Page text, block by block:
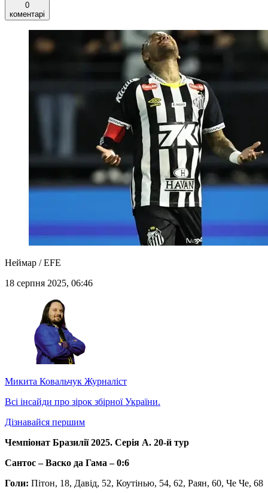
0
коментарі
Неймар / EFE
18 серпня 2025, 06:46
Микита Ковальчук Журналіст
Всі інсайди про зірок збірної України.
Дізнавайся першим
Чемпіонат Бразилії 2025. Серія А. 20-й тур
Сантос – Васко да Гама – 0:6
Голи: Пітон, 18, Давід, 52, Коутінью, 54, 62, Раян, 60, Че Че, 68